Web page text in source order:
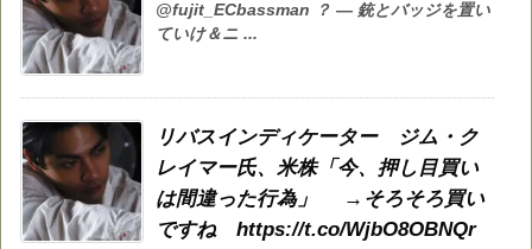
@fujit_ECbassman ？ — 銃とバッジを置い
ていけ＆ニ ...
リバスインディケーター ジム・ク
レイマー氏、米株「今、押し目買い
は間違った行為」 →そろそろ買い
ですね https://t.co/WjbO8OBNQr